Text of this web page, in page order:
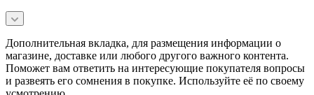
Дополнительная вкладка, для размещения информации о
магазине, доставке или любого другого важного контента.
Поможет вам ответить на интересующие покупателя вопросы
и развеять его сомнения в покупке. Используйте её по своему